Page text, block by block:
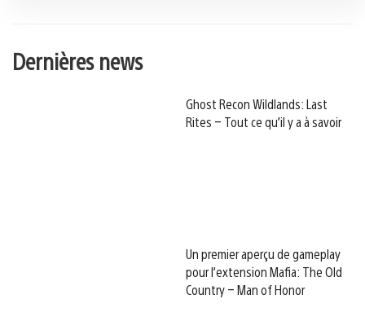
Dernières news
Ghost Recon Wildlands: Last
Rites – Tout ce qu’il y a à savoir
Un premier aperçu de gameplay
pour l’extension Mafia: The Old
Country – Man of Honor